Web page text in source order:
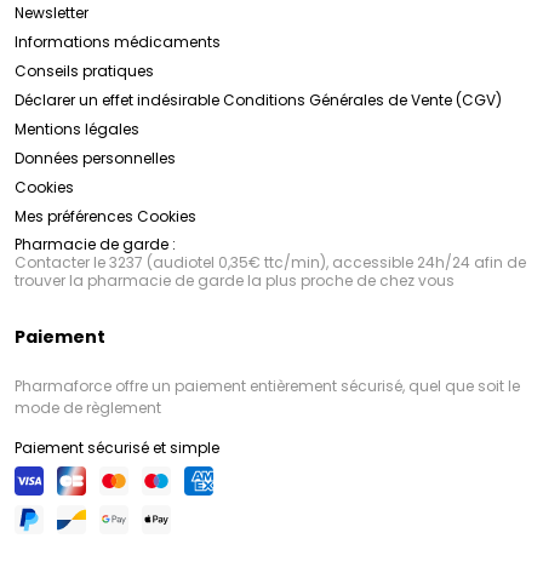
Newsletter
Informations médicaments
Conseils pratiques
Déclarer un effet indésirableConditions Générales de Vente (CGV)
Mentions légales
Données personnelles
Cookies
Mes préférences Cookies
Pharmacie de garde :
Contacter le 3237 (audiotel 0,35€ ttc/min), accessible 24h/24 afin de
trouver la pharmacie de garde la plus proche de chez vous
Paiement
Pharmaforce offre un paiement entièrement sécurisé, quel que soit le
mode de règlement
Paiement sécurisé et simple